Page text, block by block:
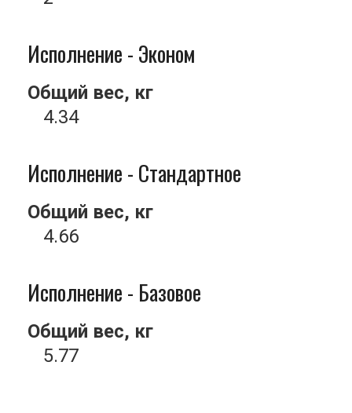
Исполнение - Эконом
Общий вес, кг
4.34
Исполнение - Стандартное
Общий вес, кг
4.66
Исполнение - Базовое
Общий вес, кг
5.77